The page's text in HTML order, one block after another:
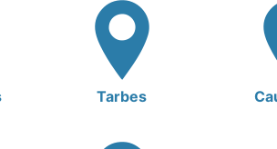
Tarbes